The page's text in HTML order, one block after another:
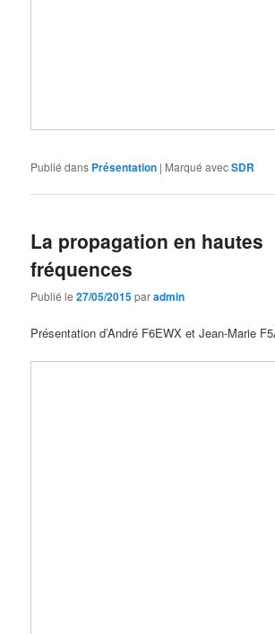
Publié dans Présentation | Marqué avecSDR
La propagation en hautes
fréquences
Publié le27/05/2015paradmin
Présentation d’André F6EWX et Jean-Marie